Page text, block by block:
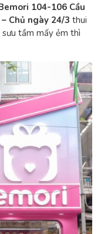
104-106 Cầu
Chủ ngày 24/3 thui
tầm mấy ẻm thì